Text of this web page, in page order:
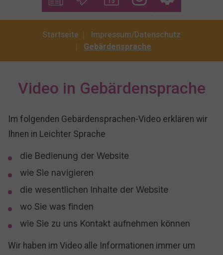
Startseite
Impressum/Datenschutz
Gebärdensprache
Video in Gebärdensprache
Im folgenden Gebärdensprachen-Video erklären wir
Ihnen in Leichter Sprache
die Bedienung der Website
wie Sie navigieren
die wesentlichen Inhalte der Website
wo Sie was finden
wie Sie zu uns Kontakt aufnehmen können
Wir haben im Video alle Informationen immer um